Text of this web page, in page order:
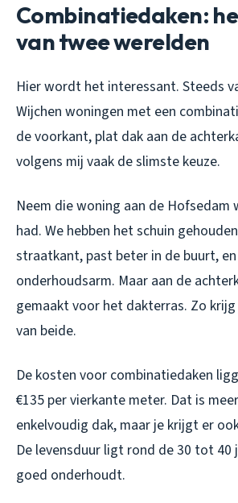
Combinatiedaken:
van twee werelden
Hier wordt het interessant. Steeds
Wijchen woningen met een
de voorkant, plat dak aan de
volgens mij vaak de slimste keuze.
Neem die woning aan de Hofsedam
had. We hebben het schuin
straatkant, past beter in de buurt,
onderhoudsarm. Maar aan de
gemaakt voor het dakterras. Zo
van beide.
De kosten voor combinatiedaken
€135 per vierkante meter. Dat is
enkelvoudig dak, maar je krijgt er
De levensduur ligt rond de 30 tot 40
goed onderhoudt.